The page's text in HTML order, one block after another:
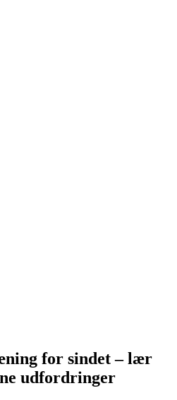
for sindet – lær
udfordringer